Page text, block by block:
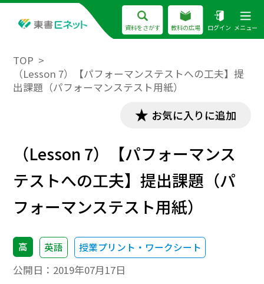
資料をさがす 教科の広場 ログイン メニュー
TOP
（Lesson 7）【パフォーマンステストへの工夫】提
出課題（パフォーマンステスト用紙）
お気に入りに追加
（Lesson 7）【パフォーマンス
テストへの工夫】提出課題（パ
フォーマンステスト用紙）
高 英語 授業プリント・ワークシート
公開日： 2019年07月17日